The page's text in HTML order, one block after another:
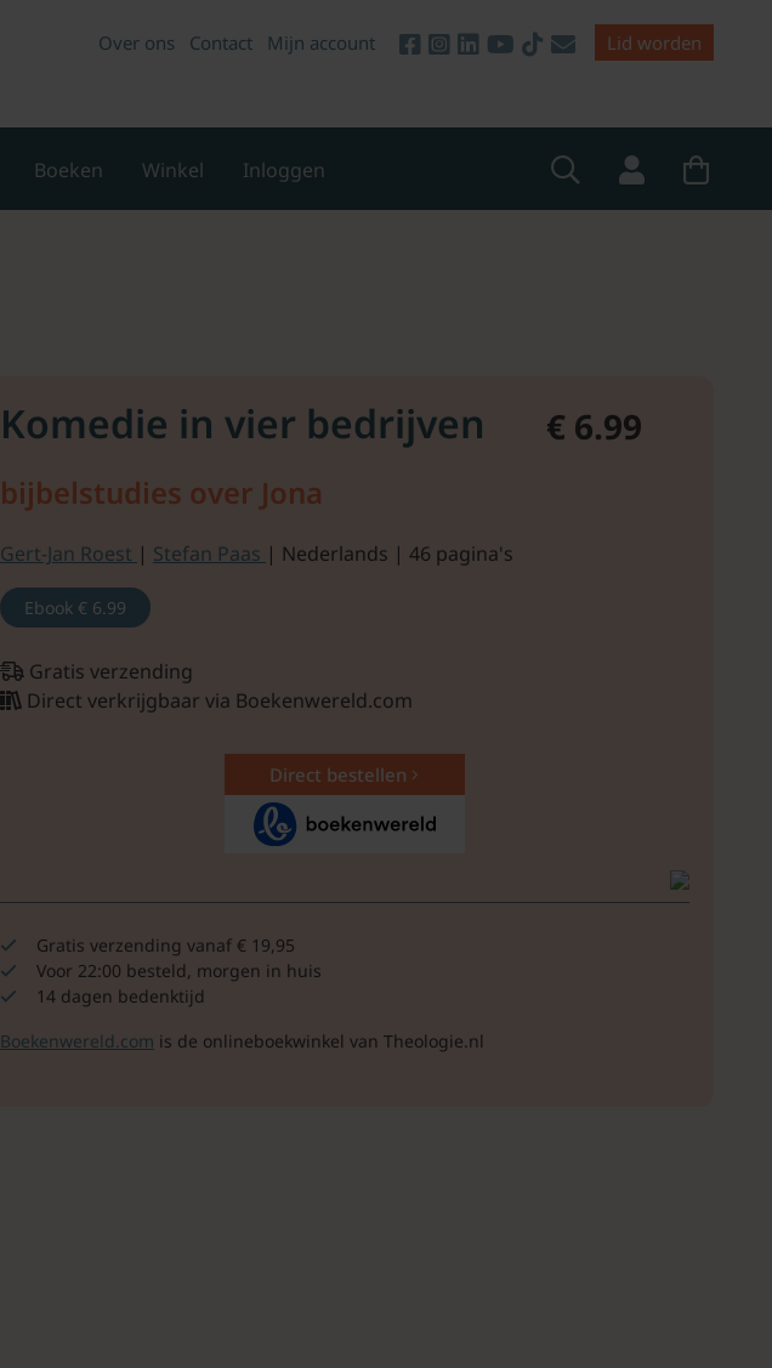
Over ons Contact Mijn account Lid worden
Boeken Winkel Inloggen
Komedie in vier bedrijven
bijbelstudies over Jona
€ 6.99
Gert-Jan Roest | Stefan Paas | Nederlands | 46 pagina's
Ebook € 6.99
Gratis verzending
Direct verkrijgbaar via Boekenwereld.com
Direct bestellen
Gratis verzending vanaf € 19,95
Voor 22:00 besteld, morgen in huis
14 dagen bedenktijd
Boekenwereld.com is de onlineboekwinkel van Theologie.nl